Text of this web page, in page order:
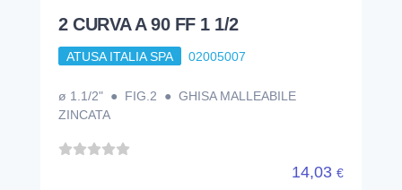
2 CURVA A 90 FF 1 1/2
ATUSA ITALIA SPA 02005007
ø 1.1/2" ● FIG.2 ● GHISA MALLEABILE
ZINCATA
14,03 €